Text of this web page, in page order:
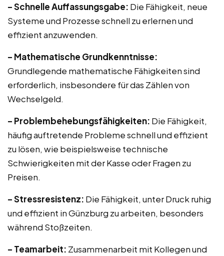
– Schnelle Auffassungsgabe: Die Fähigkeit, neue
Systeme und Prozesse schnell zu erlernen und
effizient anzuwenden.
– Mathematische Grundkenntnisse:
Grundlegende mathematische Fähigkeiten sind
erforderlich, insbesondere für das Zählen von
Wechselgeld.
– Problembehebungsfähigkeiten: Die Fähigkeit,
häufig auftretende Probleme schnell und effizient
zu lösen, wie beispielsweise technische
Schwierigkeiten mit der Kasse oder Fragen zu
Preisen.
– Stressresistenz: Die Fähigkeit, unter Druck ruhig
und effizient in Günzburg zu arbeiten, besonders
während Stoßzeiten.
– Teamarbeit: Zusammenarbeit mit Kollegen und